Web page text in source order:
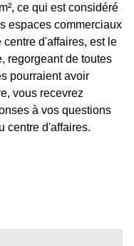
ce qui est considéré
espaces commerciaux
d'affaires, est le
regorgeant de toutes
pourraient avoir
vous recevrez
à vos questions
centre d'affaires.